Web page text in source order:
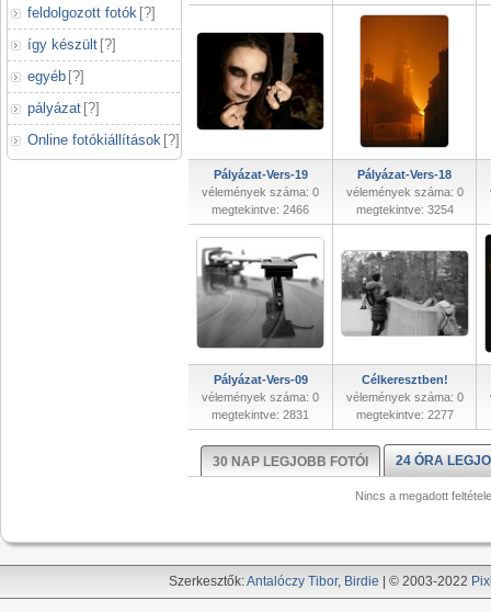
feldolgozott fotók [?]
így készült [?]
egyéb [?]
pályázat [?]
Online fotókiállítások [?]
Pályázat-Vers-19
vélemények száma: 0
megtekintve: 2466
Pályázat-Vers-18
vélemények száma: 0
megtekintve: 3254
Pályázat-Vers-09
vélemények száma: 0
megtekintve: 2831
Célkeresztben!
vélemények száma: 0
megtekintve: 2277
30 NAP LEGJOBB FOTÓI 24 ÓRA
Nincs a megadott
Szerkesztők:Antalóczy Tibor, Birdie | © 2003-2022